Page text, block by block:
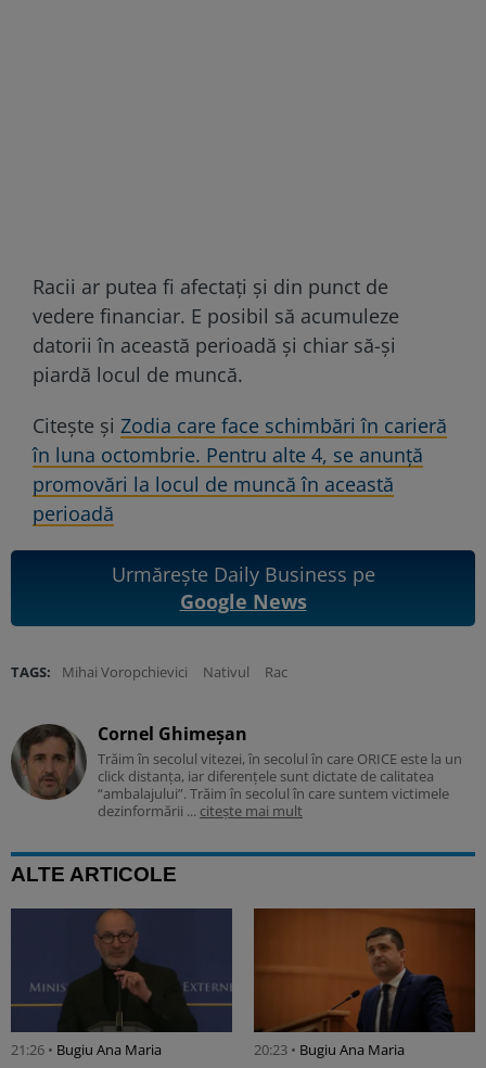
Racii ar putea fi afectați și din punct de
vedere financiar. E posibil să acumuleze
datorii în această perioadă și chiar să-și
piardă locul de muncă.
Citește și Zodia care face schimbări în carieră
în luna octombrie. Pentru alte 4, se anunță
promovări la locul de muncă în această
perioadă
Urmărește Daily Business pe
Google News
TAGS: Mihai Voropchievici Nativul Rac
Cornel Ghimeșan
Trăim în secolul vitezei, în secolul în care ORICE este la un
click distanța, iar diferențele sunt dictate de calitatea
“ambalajului”. Trăim în secolul în care suntem victimele
dezinformării ... citește mai mult
ALTE ARTICOLE
21:26 • Bugiu ⁠Ana Maria 20:23 • Bugiu ⁠Ana Maria